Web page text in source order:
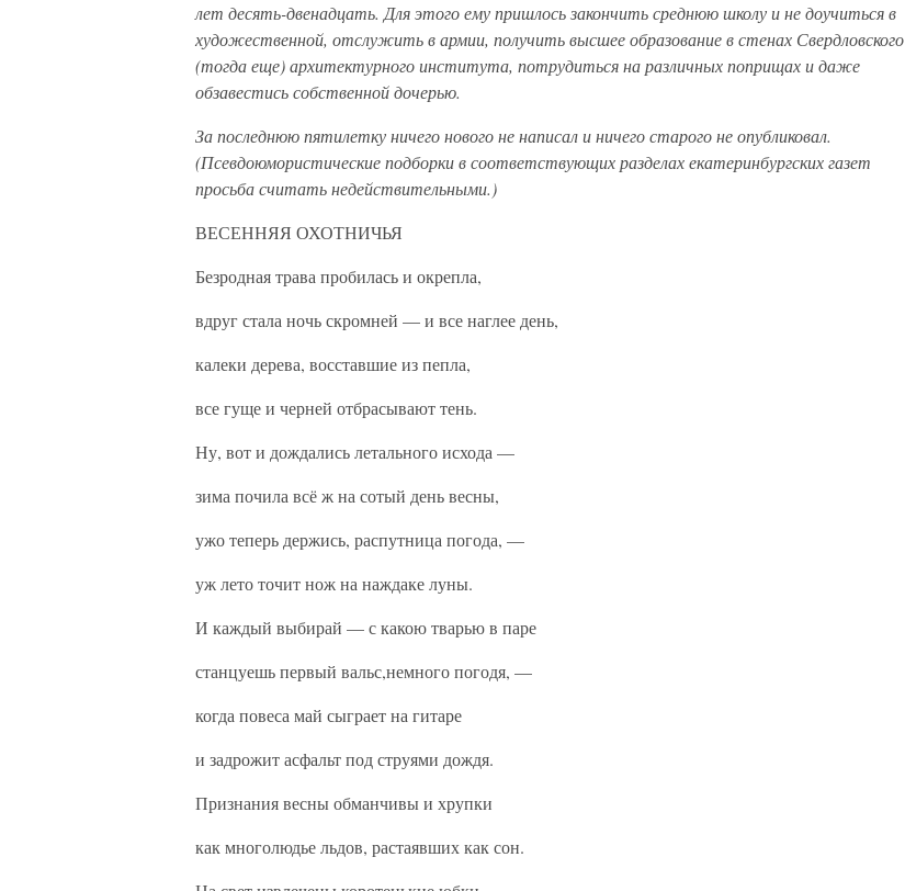
лет десять-двенадцать. Для этого ему пришлось закончить среднюю школу и не доучиться в
художественной, отслужить в армии, получить высшее образование в стенах Свердловского
(тогда еще) архитектурного института, потрудиться на различных поприщах и даже
обзавестись собственной дочерью.
За последнюю пятилетку ничего нового не написал и ничего старого не опубликовал.
(Псевдоюмористические подборки в соответствующих разделах екатеринбургских газет
просьба считать недействительными.)
ВЕСЕННЯЯ ОХОТНИЧЬЯ
Безродная трава пробилась и окрепла,
вдруг стала ночь скромней — и все наглее день,
калеки дерева, восставшие из пепла,
все гуще и черней отбрасывают тень.
Ну, вот и дождались летального исхода —
зима почила всё ж на сотый день весны,
ужо теперь держись, распутница погода, —
уж лето точит нож на наждаке луны.
И каждый выбирай — с какою тварью в паре
станцуешь первый вальс,немного погодя, —
когда повеса май сыграет на гитаре
и задрожит асфальт под струями дождя.
Признания весны обманчивы и хрупки
как многолюдье льдов, растаявших как сон.